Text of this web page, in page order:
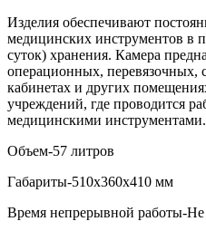
Изделия обеспечивают
медицинских инструментов в
суток) хранения. Камера
операционных, перевязочных,
кабинетах и других
учреждений, где проводится
медицинскими инструментами.
Объем-57 литров
Габариты-510х360х410 мм
Время непрерывной работы-Не